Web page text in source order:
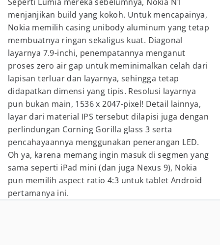
menjanjikan build yang kokoh. Untuk mencapainya,
Nokia memilih casing unibody aluminum yang tetap
membuatnya ringan sekaligus kuat. Diagonal
layarnya 7.9-inchi, penempatannya menganut
proses zero air gap untuk meminimalkan celah dari
lapisan terluar dan layarnya, sehingga tetap
didapatkan dimensi yang tipis. Resolusi layarnya
pun bukan main, 1536 x 2047-pixel! Detail lainnya,
layar dari material IPS tersebut dilapisi juga dengan
perlindungan Corning Gorilla glass 3 serta
pencahayaannya menggunakan penerangan LED.
Oh ya, karena memang ingin masuk di segmen yang
sama seperti iPad mini (dan juga Nexus 9), Nokia
pun memilih aspect ratio 4:3 untuk tablet Android
pertamanya ini.